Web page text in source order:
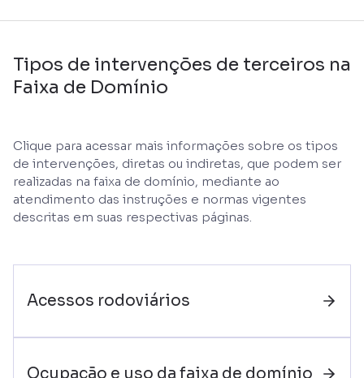
Tipos de intervenções de terceiros na
Faixa de Domínio
Clique para acessar mais informações sobre os tipos
de intervenções, diretas ou indiretas, que podem ser
realizadas na faixa de domínio, mediante ao
atendimento das instruções e normas vigentes
descritas em suas respectivas páginas.
Acessos rodoviários
Ocupação e uso da faixa de domínio